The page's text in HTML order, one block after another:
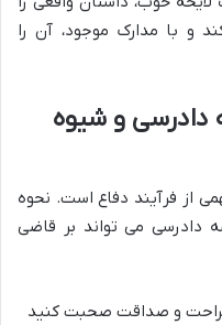
و با مدارک موجود، آن را
دادرسی و شیوه
از فرآیند دفاع است. نحوه
دادرسی می تواند بر قاضی
و صداقت صحبت کنید